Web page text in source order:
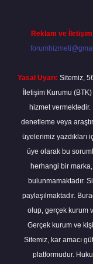
Reklam ve
Yasal Uyarı: Sitemiz,
İletişim Kurumu
hizmet
denetleme veya
üyelerimiz yazdıkları
üye olarak bu
herhangi bir
bulunmamaktadır.
paylaşılmaktadır.
olup, gerçek kurum
Gerçek kurum ve
Sitemiz, kar amacı
platformudur.